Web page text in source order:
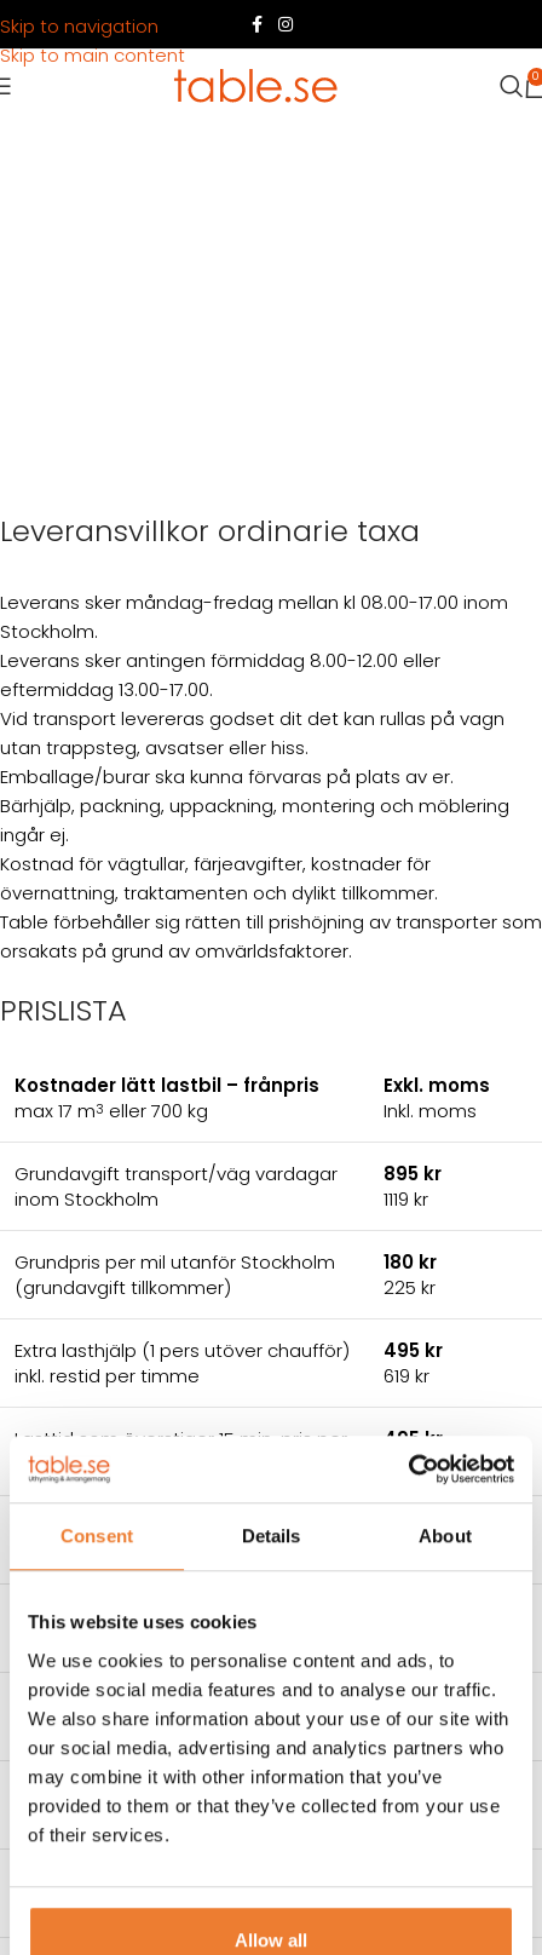
Consent Details About
This website uses cookies
We use cookies to personalise content and ads, to
provide social media features and to analyse our traffic.
We also share information about your use of our site with
our social media, advertising and analytics partners who
may combine it with other information that you’ve
provided to them or that they’ve collected from your use
of their services.
Allow all
Skip to navigation
Skip to main content
0
Leveransvillkor ordinarie taxa
Leverans sker måndag-fredag mellan kl 08.00-17.00 inom
Stockholm.
Leverans sker antingen förmiddag 8.00-12.00 eller
eftermiddag 13.00-17.00.
Vid transport levereras godset dit det kan rullas på vagn
utan trappsteg, avsatser eller hiss.
Emballage/burar ska kunna förvaras på plats av er.
Bärhjälp, packning, uppackning, montering och möblering
ingår ej.
Kostnad för vägtullar, färjeavgifter, kostnader för
övernattning, traktamenten och dylikt tillkommer.
Table förbehåller sig rätten till prishöjning av transporter som
orsakats på grund av omvärldsfaktorer.
PRISLISTA
Kostnader lätt lastbil – frånpris
max 17 m3 eller 700 kg
Exkl. moms
Inkl. moms
Grundavgift transport/väg vardagar
inom Stockholm
895 kr
1119 kr
Grundpris per mil utanför Stockholm
(grundavgift tillkommer)
180 kr
225 kr
Extra lasthjälp (1 pers utöver chaufför)
inkl. restid per timme
495 kr
619 kr
Lasttid som överstiger 15 min, pris per
timme
495 kr
619 kr
Kostnader tung lastbil – frånpris
Exkl. moms
Grundavgift transport/väg vardagar
Grundpris per mil utanför Stockholm*
(grundavgift tillkommer)
220 kr
275 kr
Extra lasthjälp (1 pers utöver chaufför)
inkl. restid per timme
495 kr
619 kr
Lasttid som överstiger 15 min, pris per
timme
495 kr
619 kr